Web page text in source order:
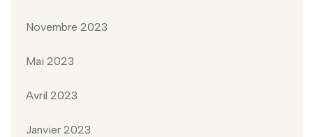
Novembre 2023
Mai 2023
Avril 2023
Janvier 2023